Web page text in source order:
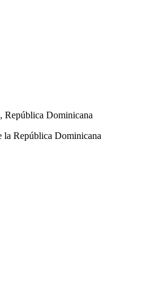
República Dominicana
República Dominicana